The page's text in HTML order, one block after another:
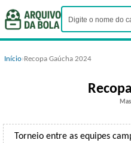
Início›Recopa Gaúcha 2024
Torneio entre as equipes